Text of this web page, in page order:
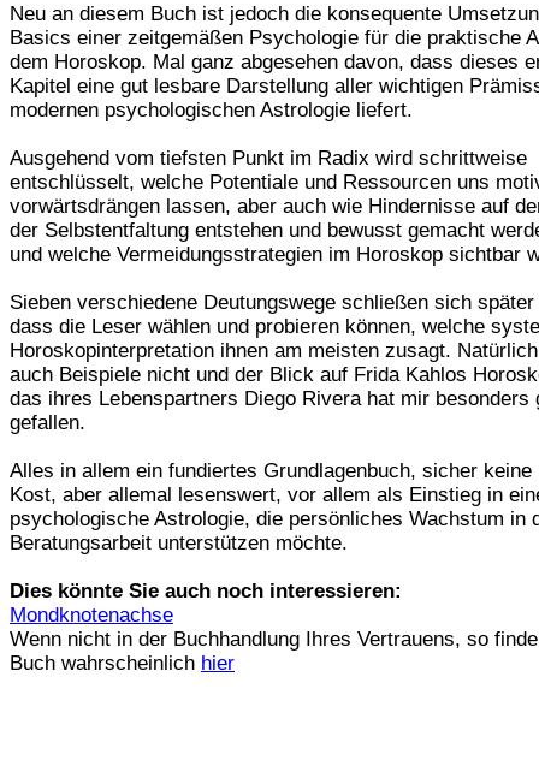
Neu an diesem Buch ist jedoch die konsequente
Basics einer zeitgemäßen Psychologie für die praktische
dem Horoskop. Mal ganz abgesehen davon, dass dieses
Kapitel eine gut lesbare Darstellung aller wichtigen
modernen psychologischen Astrologie liefert.
Ausgehend vom tiefsten Punkt im Radix wird schrittweise
entschlüsselt, welche Potentiale und Ressourcen uns
vorwärtsdrängen lassen, aber auch wie Hindernisse auf
der Selbstentfaltung entstehen und bewusst gemacht
und welche Vermeidungsstrategien im Horoskop sichtbar
Sieben verschiedene Deutungswege schließen sich
dass die Leser wählen und probieren können, welche
Horoskopinterpretation ihnen am meisten zusagt.
auch Beispiele nicht und der Blick auf Frida Kahlos
das ihres Lebenspartners Diego Rivera hat mir besonders
gefallen.
Alles in allem ein fundiertes Grundlagenbuch, sicher keine
Kost, aber allemal lesenswert, vor allem als Einstieg in
psychologische Astrologie, die persönliches Wachstum in
Beratungsarbeit unterstützen möchte.
Dies könnte Sie auch noch interessieren:
Mondknotenachse
Wenn nicht in der Buchhandlung Ihres Vertrauens, so
Buch wahrscheinlich hier